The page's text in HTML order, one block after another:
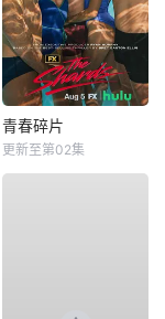
青春碎片
更新至第02集